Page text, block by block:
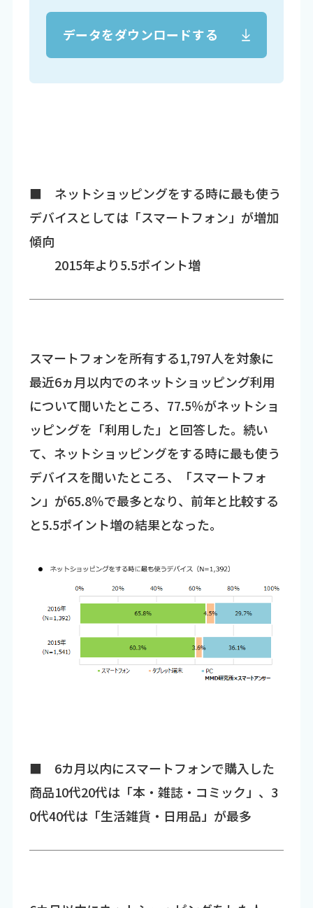
データをダウンロードする
■ ネットショッピングをする時に最も使う
デバイスとしては「スマートフォン」が増加
傾向
2015年より5.5ポイント増
スマートフォンを所有する1,797人を対象に
最近6ヵ月以内でのネットショッピング利用
について聞いたところ、77.5％がネットショ
ッピングを「利用した」と回答した。続い
て、ネットショッピングをする時に最も使う
デバイスを聞いたところ、「スマートフォ
ン」が65.8％で最多となり、前年と比較する
と5.5ポイント増の結果となった。
■ 6カ月以内にスマートフォンで購入した
商品10代20代は「本・雑誌・コミック」、3
0代40代は「生活雑貨・日用品」が最多